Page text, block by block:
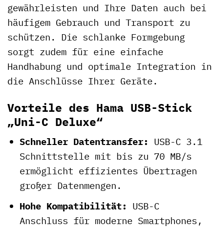
gewährleisten und Ihre Daten auch bei
häufigem Gebrauch und Transport zu
schützen. Die schlanke Formgebung
sorgt zudem für eine einfache
Handhabung und optimale Integration in
die Anschlüsse Ihrer Geräte.
Vorteile des Hama USB-Stick
„Uni-C Deluxe“
Schneller Datentransfer: USB-C 3.1
Schnittstelle mit bis zu 70 MB/s
ermöglicht effizientes Übertragen
großer Datenmengen.
Hohe Kompatibilität: USB-C
Anschluss für moderne Smartphones,